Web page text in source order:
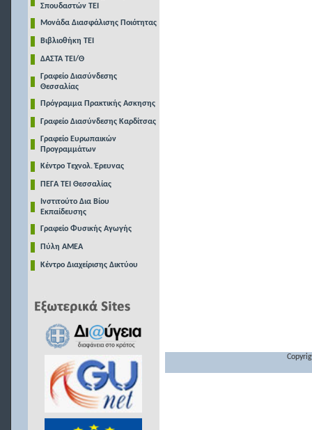
Σπουδαστών ΤΕΙ
Μονάδα Διασφάλισης Ποιότητας
Βιβλιοθήκη ΤΕΙ
ΔΑΣΤΑ ΤΕΙ/Θ
Γραφείο Διασύνδεσης
Θεσσαλίας
Πρόγραμμα Πρακτικής Ασκησης
Γραφείο Διασύνδεσης Καρδίτσας
Γραφείο Ευρωπαικών
Προγραμμάτων
Κέντρο Τεχνολ. Έρευνας
ΠΕΓΑ ΤΕΙ Θεσσαλίας
Ινστιτούτο Δια Βίου
Εκπαίδευσης
Γραφείο Φυσικής Αγωγής
Πύλη ΑΜΕΑ
Κέντρο Διαχείρισης Δικτύου